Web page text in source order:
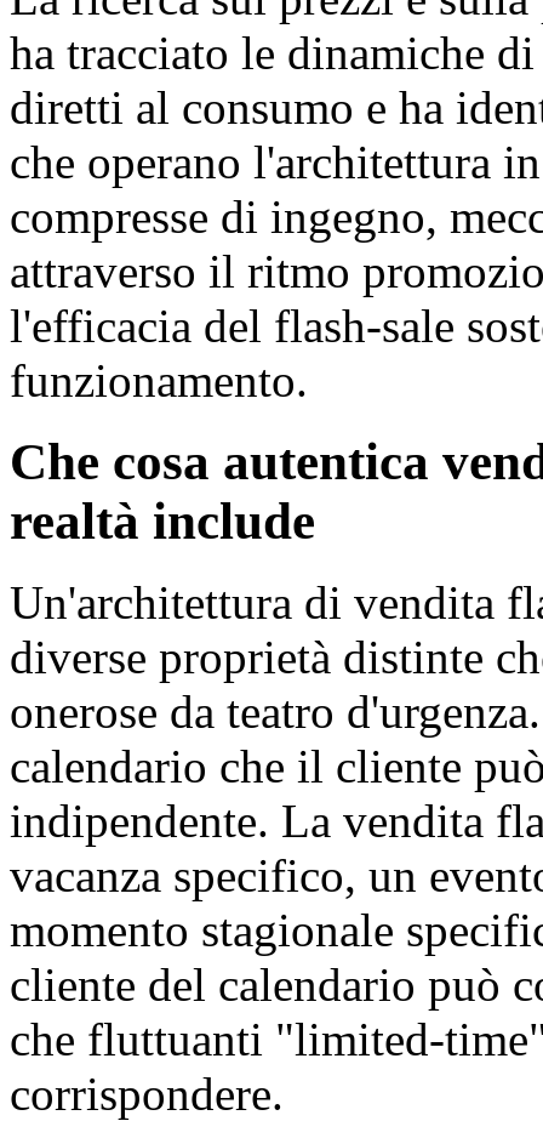
ha tracciato le dinamiche
diretti al consumo e ha
che operano l'architettura
compresse di ingegno,
attraverso il ritmo
l'efficacia del flash-sale
funzionamento.
Che cosa autentica
realtà include
Un'architettura di vendita
diverse proprietà distinte
onerose da teatro
calendario che il cliente
indipendente. La vendita
vacanza specifico, un
momento stagionale
cliente del calendario può
che fluttuanti "limited-
corrispondere.